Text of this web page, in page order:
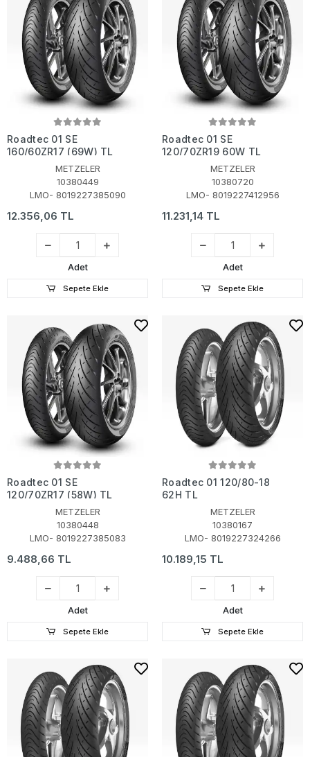
Roadtec 01 SE
160/60ZR17 (69W) TL
METZELER
10380449
LMO- 8019227385090
12.356,06 TL
Adet
Sepete Ekle
Roadtec 01 SE
120/70ZR19 60W TL
METZELER
10380720
LMO- 8019227412956
11.231,14 TL
Adet
Sepete Ekle
Roadtec 01 SE
120/70ZR17 (58W) TL
METZELER
10380448
LMO- 8019227385083
9.488,66 TL
Adet
Sepete Ekle
Roadtec 01 120/80-18
62H TL
METZELER
10380167
LMO- 8019227324266
10.189,15 TL
Adet
Sepete Ekle